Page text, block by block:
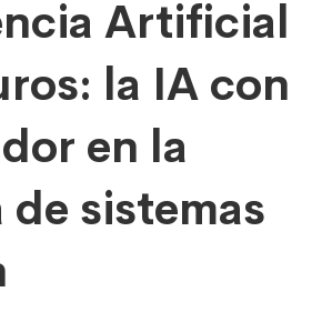
Artificial
la IA con
en la
sistemas